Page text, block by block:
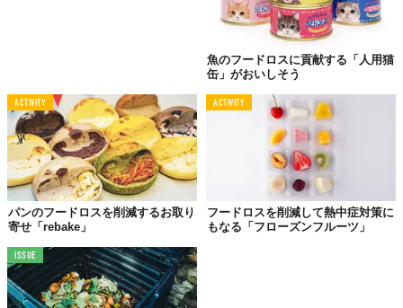
外出を自粛するムードが広がるなか、自宅で簡単に栄養を摂取で
き、フードロスの削減もバックアップできる「PONO」で、おい
魚のフードロスに貢献する「人用猫
缶」がおいしそう
ACTIVITY
パンのフードロスを削減するお取り
寄せ「rebake」
ACTIVITY
フードロスを削減して熱中症対策に
もなる「フローズンフルーツ」
ISSUE